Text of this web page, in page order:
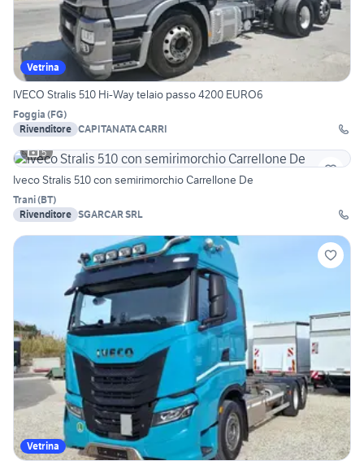
Vetrina
IVECO Stralis 510 Hi-Way telaio passo 4200 EURO6
Foggia (FG)
Rivenditore CAPITANATA CARRI
5
Iveco Stralis 510 con semirimorchio Carrellone De
Trani(BT)
Rivenditore SGARCAR SRL
Vetrina